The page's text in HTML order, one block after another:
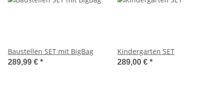
Baustellen SET mit BigBag
289,99 € *
Kindergarten SET
289,00 € *